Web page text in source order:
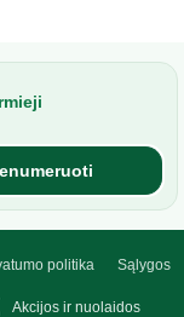
politika
Sąlygos
Akcijos ir nuolaidos